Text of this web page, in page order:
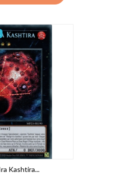
Kashtira...